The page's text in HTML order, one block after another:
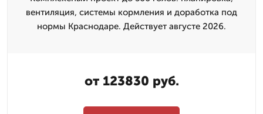
вентиляция, системы кормления и доработка под
нормы Краснодаре. Действует августе 2026.
от 123830 руб.